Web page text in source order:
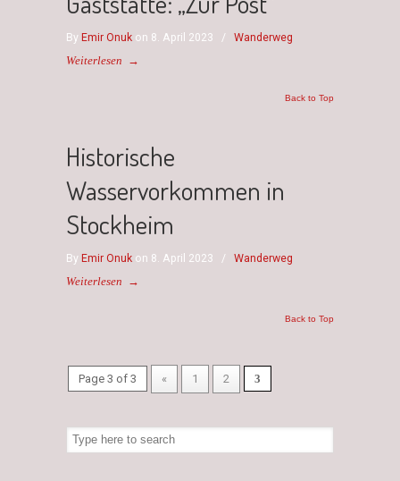
By Emir Onuk on 8. April 2023 / Wanderweg
Weiterlesen →
Back to Top
Historische
Wasservorkommen in
Stockheim
By Emir Onuk on 8. April 2023 / Wanderweg
Weiterlesen →
Back to Top
Page 3 of 3 « 1 2 3